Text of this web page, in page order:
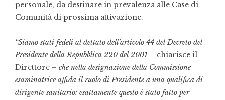
personale, da destinare in prevalenza alle Case di
Comunità di prossima attivazione.
“Siamo stati fedeli al dettato dell’articolo 44 del Decreto del
Presidente della Repubblica 220 del 2001 – chiarisce il
Direttore – che nella designazione della Commissione
esaminatrice affida il ruolo di Presidente a una qualifica di
dirigente sanitario: esattamente questo è stato fatto per